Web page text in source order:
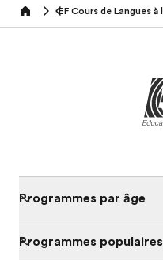
Home
Programmes par âge
Programmes populaires